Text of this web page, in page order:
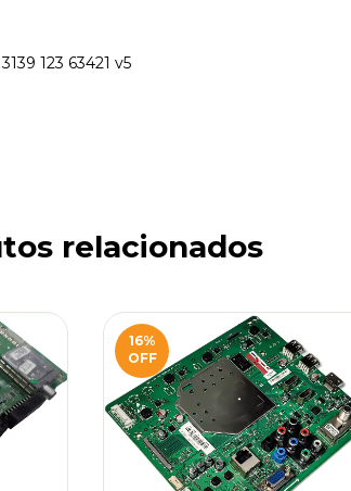
123 63421 v5
relacionados
16%
OFF